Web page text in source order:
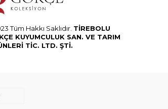
Tüm Hakkı Saklıdır. TİREBOLU
KUYUMCULUK SAN. VE TARIM
TİC. LTD. ŞTİ.